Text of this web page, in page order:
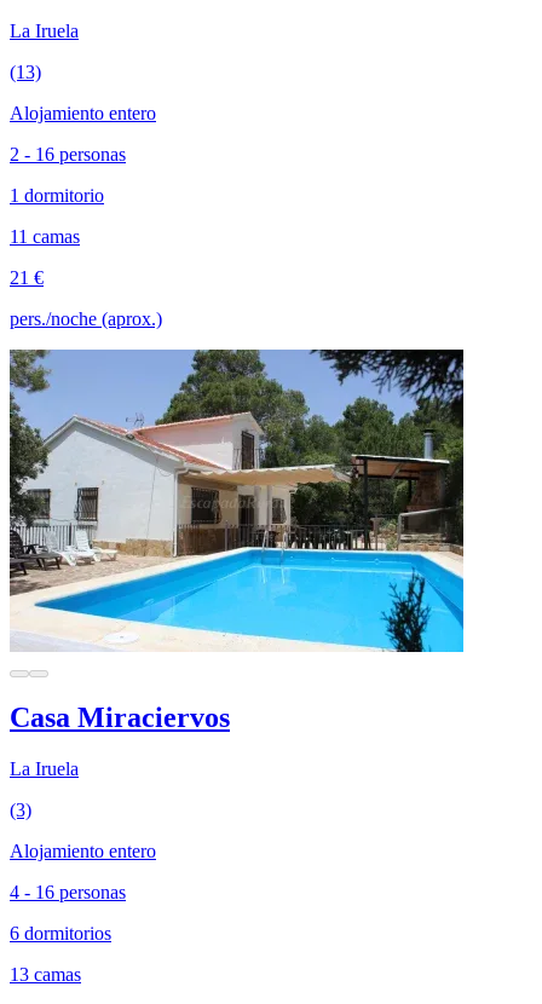
La Iruela
(13)
Alojamiento entero
2 - 16 personas
1 dormitorio
11 camas
21 €
pers./noche (aprox.)
Casa Miraciervos
La Iruela
(3)
Alojamiento entero
4 - 16 personas
6 dormitorios
13 camas